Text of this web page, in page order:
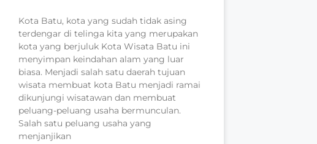
Kota Batu, kota yang sudah tidak asing
terdengar di telinga kita yang merupakan
kota yang berjuluk Kota Wisata Batu ini
menyimpan keindahan alam yang luar
biasa. Menjadi salah satu daerah tujuan
wisata membuat kota Batu menjadi ramai
dikunjungi wisatawan dan membuat
peluang-peluang usaha bermunculan.
Salah satu peluang usaha yang
menjanjikan